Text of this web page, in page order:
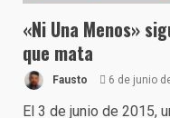
«Ni Una Menos»
que mata
Fausto 6 de junio
El 3 de junio de 2015,